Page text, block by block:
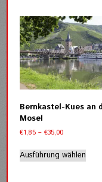
auf.
Die
auf
Bernkastel-Kues an
Mosel
€1,85 –€35,00Preisspanne:
bis
€35,00
Ausführung wählen